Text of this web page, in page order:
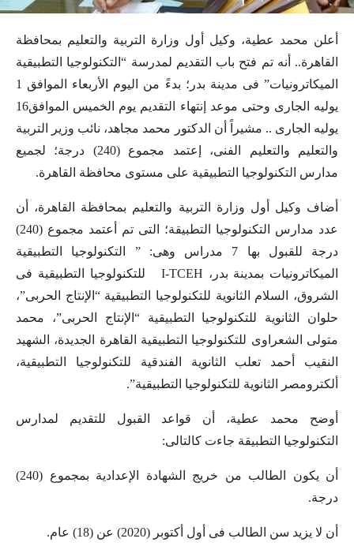
أعلن محمد عطية، وكيل أول وزارة التربية والتعليم بمحافظة
القاهرة.. أنه تم فتح باب التقديم لمدرسة “التكنولوجيا التطبيقية
الميكاترونيات” فى مدينة بدر؛ بدءً من اليوم الأربعاء الموافق 1
يوليه الجارى وحتى موعد إنتهاء التقديم يوم الخميس الموافق16
يوليه الجارى .. مشيراً أن الدكتور محمد مجاهد، نائب وزير التربية
والتعليم والتعليم الفنى، إعتمد مجموع (240) درجة؛ لجميع
مدارس التكنولوجيا التطبيقية على مستوى محافظة القاهرة.
أضاف وكيل أول وزارة التربية والتعليم بمحافظة القاهرة، أن
عدد مدارس التكنولوجيا التطبيقة؛ التى تم أعتمد مجموع (240)
درجة للقبول بها 7 مدراس وهى: ” التكنولوجيا التطبيقية
الميكاترونيات بمدينة بدر، I-TCEH للتكنولوجيا التطبيقية فى
الشروق، السلام الثانوية للتكنولوجيا التطبيقية “الإنتاج الحربى”،
حلوان الثانوية للتكنولوجيا التطبيقية “الإنتاج الحربى”، محمد
متولى الشعراوى للتكنولوجيا التطبيقية القاهرة الجديدة، الشهيد
النقيب أحمد تعلب الثانوية الفندقية للتكنولوجيا التطبيقية،
ألكترومصر الثانوية للتكنولوجيا التطبيقية”.
أوضح محمد عطية، أن قواعد القبول للتقديم لمدارس
التكنولوجيا التطبيقة جاءت كالتالى:
أن يكون الطالب من خريج الشهادة الإعدادية بمجموع (240)
درجة.
أن لا يزيد سن الطالب فى أول أكتوبر (2020) عن (18) عام.